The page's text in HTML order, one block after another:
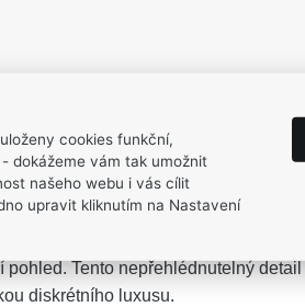
dokonalou harmonii čistých linií
přechází do hladkého, až
Tento nepřehlédnutelný detail
diskrétního luxusu.
cookies funkční,
dokážeme vám tak umožnit
našeho webu i vás cílit
upravit kliknutím na Nastavení